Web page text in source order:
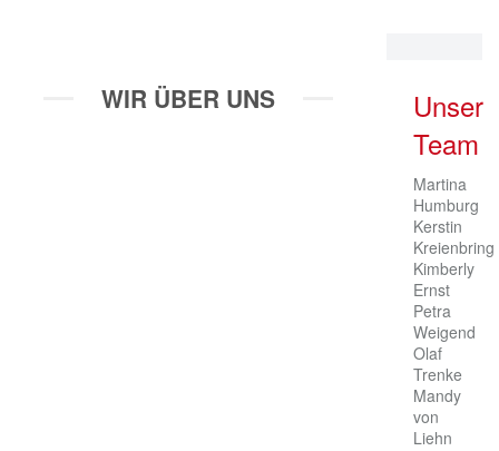
Unser
Team
Martina
Humburg
Kerstin
Kreienbring
Kimberly
Ernst
Petra
Weigend
Olaf
Trenke
Mandy
von
Liehn
WIR ÜBER UNS